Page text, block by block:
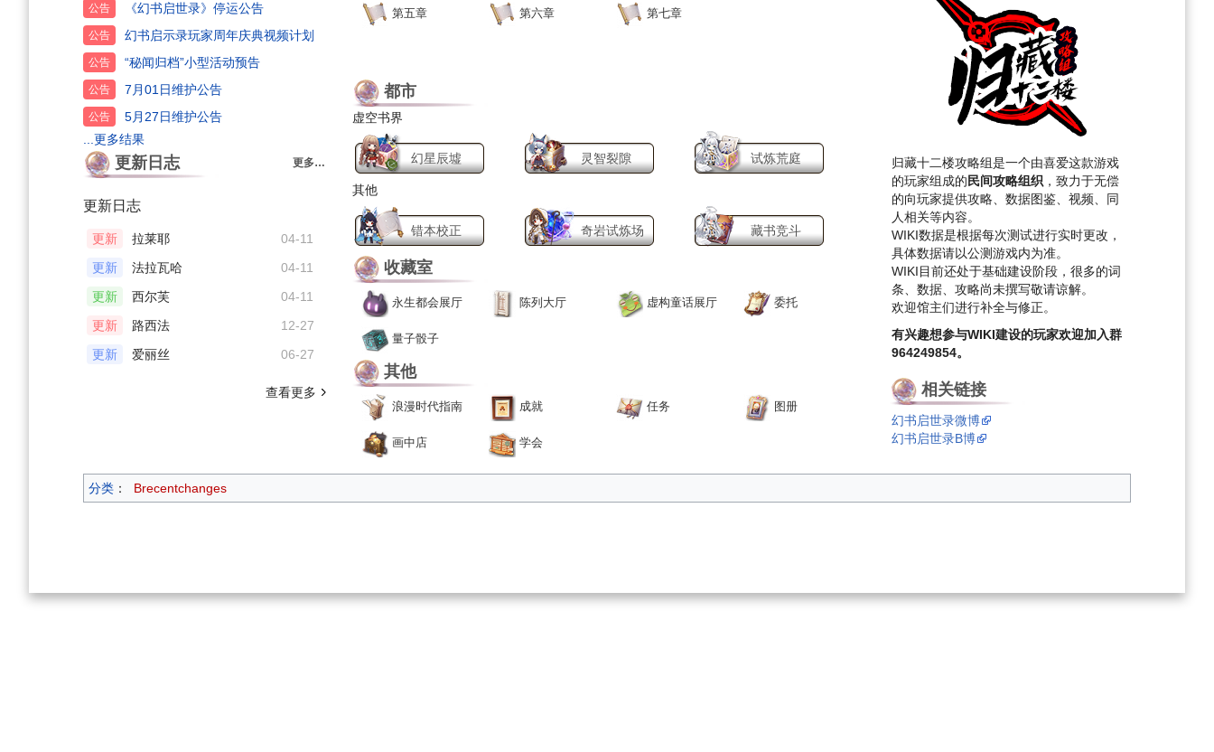
公告 《幻书启世录》停运公告
公告 幻书启示录玩家周年庆典视频计划
公告 “秘闻归档”小型活动预告
公告 7月01日维护公告
公告
5月27日维护公告
...更多结果
更新日志 更多…
更新日志
更新 拉莱耶
04-11
更新
法拉瓦哈
04-11
更新
西尔芙
04-11
更新
路西法
12-27
更新
爱丽丝 06-27
查看更多
第五章 第六章 第七章
都市
虚空书界
幻星辰墟 灵智裂隙 试炼荒庭
其他
错本校正 奇岩试炼场 藏书竞斗
收藏室
永生都会展厅 陈列大厅 虚构童话展厅 委托
量子骰子
其他
浪漫时代指南 成就 任务 图册
画中店 学会
归藏十二楼攻略组是一个由喜爱这款游戏
的玩家组成的民间攻略组织，致力于无偿
的向玩家提供攻略、数据图鉴、视频、同
人相关等内容。
WIKI数据是根据每次测试进行实时更改，
具体数据请以公测游戏内为准。
WIKI目前还处于基础建设阶段，很多的词
条、数据、攻略尚未撰写敬请谅解。
欢迎馆主们进行补全与修正。
有兴趣想参与WIKI建设的玩家欢迎加入群
964249854。
相关链接
幻书启世录微博
幻书启世录B博
分类 ： Brecentchanges